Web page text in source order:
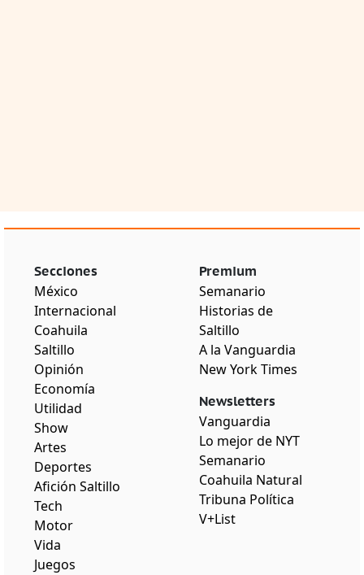
Secciones
México
Internacional
Coahuila
Saltillo
Opinión
Economía
Utilidad
Show
Artes
Deportes
Afición Saltillo
Tech
Motor
Vida
Juegos
Premium
Semanario
Historias de
Saltillo
A la Vanguardia
New York Times
Newsletters
Vanguardia
Lo mejor de NYT
Semanario
Coahuila Natural
Tribuna Política
V+List